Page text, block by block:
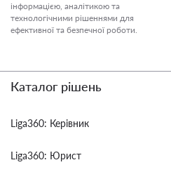
інформацією, аналітикою та
технологічними рішеннями для
ефективної та безпечної роботи.
Каталог рішень
Liga360: Керівник
Liga360: Юрист